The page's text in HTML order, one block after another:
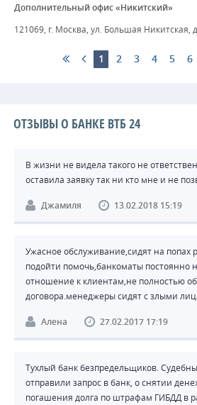
Дополнительный офис «Никитский»
121069, г. Москва, ул. Большая Никитская,
1 2 3 4 5 6
ОТЗЫВЫ О БАНКЕ ВТБ 24
В жизни не видела такого не
оставила заявку так ни кто мне и не
Джамиля 13.02.2018 15:19
Ужасное обслуживание,сидят на попах
подойти помочь,банкоматы постоянно
отношение к клиентам,не полностью
договора.менеджеры сидят с злыми
Алена 27.02.2017 17:19
Тухлый банк безпредельщиков.
отправили запрос в банк, о снятии
погашения долга по штрафам ГИБДД в